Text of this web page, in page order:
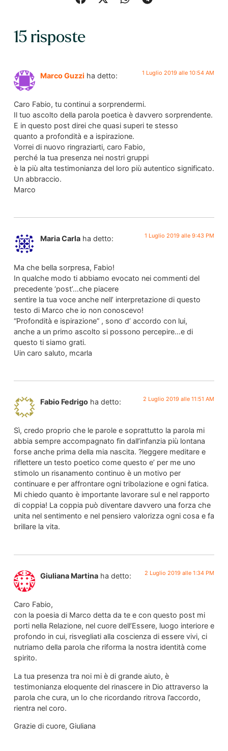
15 risposte
Marco Guzzi ha detto: 1 Luglio 2019 alle 10:54 AM
Caro Fabio, tu continui a sorprendermi.
Il tuo ascolto della parola poetica è davvero sorprendente.
E in questo post direi che quasi superi te stesso
quanto a profondità e a ispirazione.
Vorrei di nuovo ringraziarti, caro Fabio,
perché la tua presenza nei nostri gruppi
è la più alta testimonianza del loro più autentico significato.
Un abbraccio.
Marco
Maria Carla ha detto: 1 Luglio 2019 alle 9:43 PM
Ma che bella sorpresa, Fabio!
In qualche modo ti abbiamo evocato nei commenti del
precedente ‘post’…che piacere
sentire la tua voce anche nell’ interpretazione di questo
testo di Marco che io non conoscevo!
“Profondità e ispirazione” , sono d’ accordo con lui,
anche a un primo ascolto si possono percepire…e di
questo ti siamo grati.
Uin caro saluto, mcarla
Fabio Fedrigo ha detto: 2 Luglio 2019 alle 11:51 AM
Sì, credo proprio che le parole e soprattutto la parola mi
abbia sempre accompagnato fin dall’infanzia più lontana
forse anche prima della mia nascita. ?leggere meditare e
riflettere un testo poetico come questo e’ per me uno
stimolo un risanamento continuo è un motivo per
continuare e per affrontare ogni tribolazione e ogni fatica.
Mi chiedo quanto è importante lavorare sul e nel rapporto
di coppia! La coppia può diventare davvero una forza che
unita nel sentimento e nel pensiero valorizza ogni cosa e fa
brillare la vita.
Giuliana Martina ha detto: 2 Luglio 2019 alle 1:34 PM
Caro Fabio,
con la poesia di Marco detta da te e con questo post mi
porti nella Relazione, nel cuore dell’Essere, luogo interiore e
profondo in cui, risvegliati alla coscienza di essere vivi, ci
nutriamo della parola che riforma la nostra identità come
spirito.
La tua presenza tra noi mi è di grande aiuto, è
testimonianza eloquente del rinascere in Dio attraverso la
parola che cura, un Io che ricordando ritrova l’accordo,
rientra nel coro.
Grazie di cuore, Giuliana